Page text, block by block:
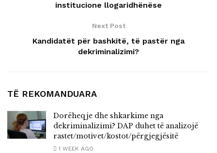
institucione llogaridhënëse
Next Post
Kandidatët për bashkitë, të pastër nga
dekriminalizimi?
TË REKOMANDUARA
Dorëheqje dhe shkarkime nga
dekriminalizimi? DAP duhet të analizojë
rastet/motivet/kostot/përgjegjësitë
1 WEEK AGO